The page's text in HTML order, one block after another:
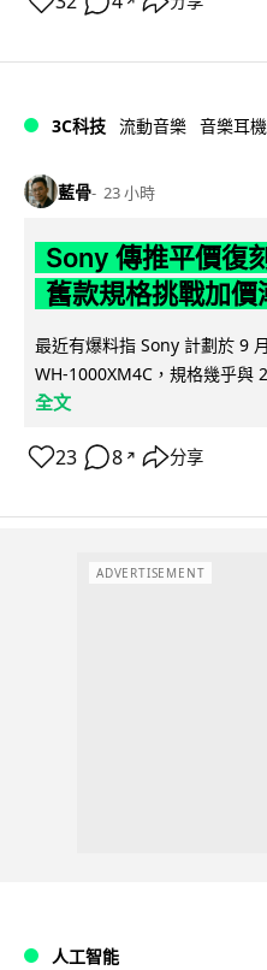
3C科技 流動音樂 音樂耳機
藍骨 23 小時
Sony 傳推平價復
舊款規格挑戰加價
最近有爆料指 Sony 計劃於 9
WH-1000XM4C，規格幾乎與
全文
23 8 ↗ 分享
ADVERTISEMENT
人工智能